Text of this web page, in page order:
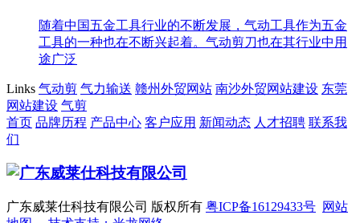
随着中国五金工具行业的不断发展，气动工具作为五金
工具的一种也在不断兴起着。气动剪刀也在其行业中用
途广泛
Links 气动剪 气力输送 赣州外贸网站 南沙外贸网站建设 东莞
网站建设 气剪
首页 品牌历程 产品中心 客户应用 新闻动态 人才招聘 联系我
们
广东威莱仕科技有限公司 版权所有 粤ICP备16129433号 网站